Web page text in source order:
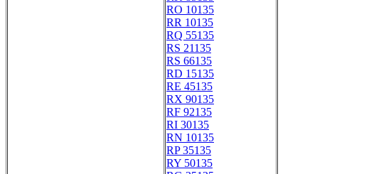
RO 10135
RR 10135
RQ 55135
RS 21135
RS 66135
RD 15135
RE 45135
RX 90135
RF 92135
RI 30135
RN 10135
RP 35135
RY 50135